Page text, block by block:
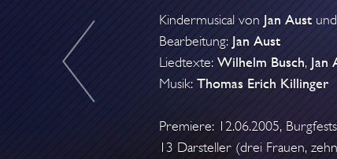
Kindermusical von Jan Austund
Bearbeitung: Jan Aust
Liedtexte: Wilhelm Busch, Jan
Musik: Thomas Erich Killinger
Premiere: 12.06.2005,
13 Darsteller (drei Frauen,